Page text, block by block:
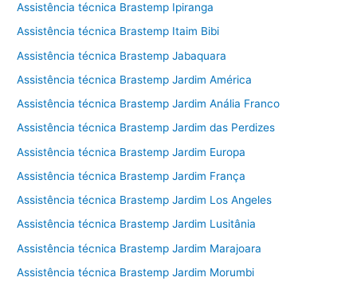
Assistência técnica Brastemp Ipiranga
Assistência técnica Brastemp Itaim Bibi
Assistência técnica Brastemp Jabaquara
Assistência técnica Brastemp Jardim América
Assistência técnica Brastemp Jardim Anália Franco
Assistência técnica Brastemp Jardim das Perdizes
Assistência técnica Brastemp Jardim Europa
Assistência técnica Brastemp Jardim França
Assistência técnica Brastemp Jardim Los Angeles
Assistência técnica Brastemp Jardim Lusitânia
Assistência técnica Brastemp Jardim Marajoara
Assistência técnica Brastemp Jardim Morumbi